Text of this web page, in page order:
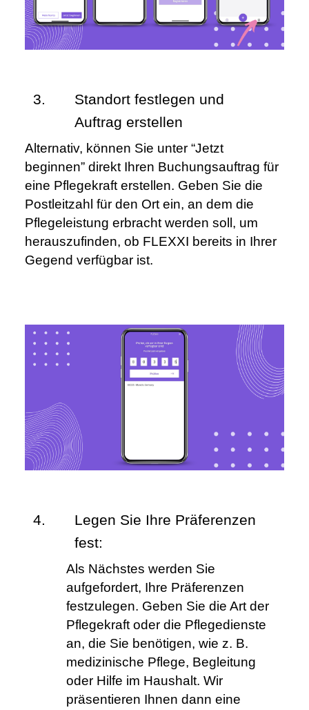
Standort festlegen und
Auftrag erstellen
Alternativ, können Sie unter “Jetzt
beginnen” direkt Ihren Buchungsauftrag für
eine Pflegekraft erstellen. Geben Sie die
Postleitzahl für den Ort ein, an dem die
Pflegeleistung erbracht werden soll, um
herauszufinden, ob FLEXXI bereits in Ihrer
Gegend verfügbar ist.
Legen Sie Ihre Präferenzen
fest:
Als Nächstes werden Sie
aufgefordert, Ihre Präferenzen
festzulegen. Geben Sie die Art der
Pflegekraft oder die Pflegedienste
an, die Sie benötigen, wie z. B.
medizinische Pflege, Begleitung
oder Hilfe im Haushalt. Wir
präsentieren Ihnen dann eine